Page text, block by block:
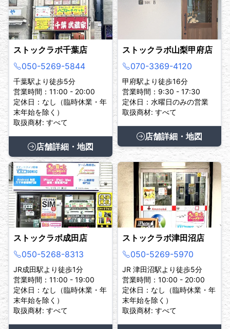
ストックラボ千葉店
050-5269-5844
千葉駅より徒歩5分
営業時間：11:00 - 20:00
定休日：なし（臨時休業・年
末年始を除く）
取扱商材: すべて
店舗詳細・地図
ストックラボ山梨甲府店
070-3369-4120
甲府駅より徒歩16分
営業時間：9:30 - 17:30
定休日：水曜日のみの営業
取扱商材: すべて
店舗詳細・地図
ストックラボ成田店
050-5268-8313
JR成田駅より徒歩1分
営業時間：11:00 - 19:00
定休日：なし（臨時休業・年
末年始を除く）
取扱商材: すべて
ストックラボ津田沼店
050-5269-5970
JR 津田沼駅より徒歩5分
営業時間：10:00 - 20:00
定休日：なし（臨時休業・年
末年始を除く）
取扱商材: すべて